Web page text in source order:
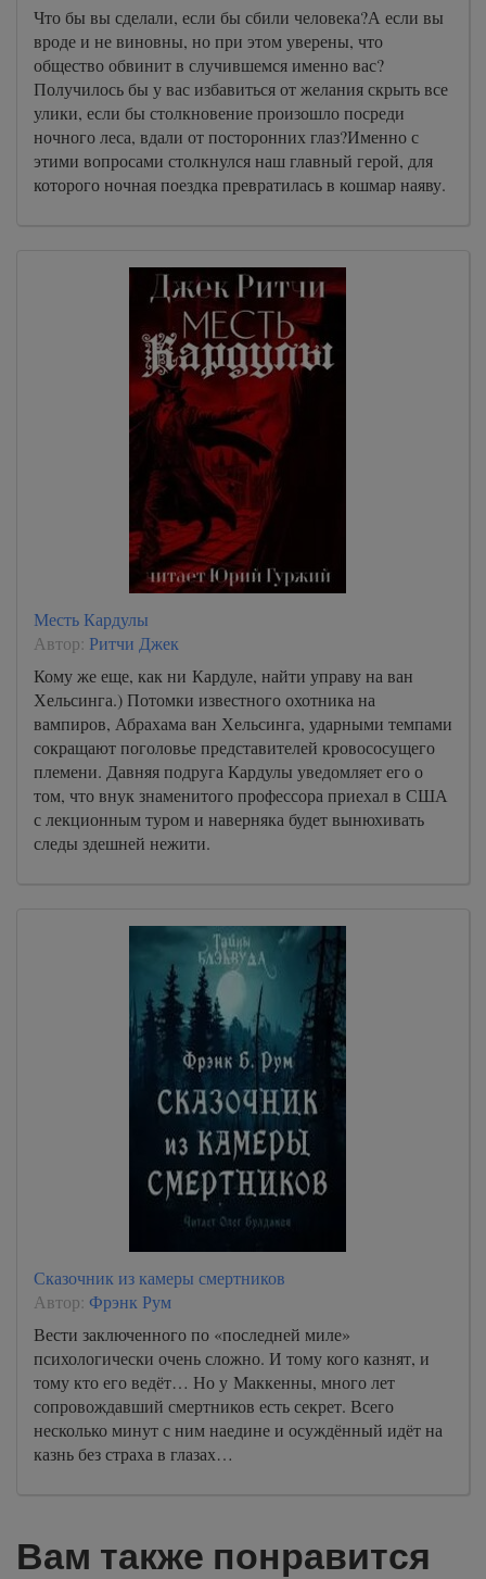
Что бы вы сделали, если бы сбили человека?А если вы
вроде и не виновны, но при этом уверены, что
общество обвинит в случившемся именно вас?
Получилось бы у вас избавиться от желания скрыть все
улики, если бы столкновение произошло посреди
ночного леса, вдали от посторонних глаз?Именно с
этими вопросами столкнулся наш главный герой, для
которого ночная поездка превратилась в кошмар наяву.
Месть Кардулы
Автор: Ритчи Джек
Кому же еще, как ни Кардуле, найти управу на ван
Хельсинга.) Потомки известного охотника на
вампиров, Абрахама ван Хельсинга, ударными темпами
сокращают поголовье представителей кровососущего
племени. Давняя подруга Кардулы уведомляет его о
том, что внук знаменитого профессора приехал в США
с лекционным туром и наверняка будет вынюхивать
следы здешней нежити.
Сказочник из камеры смертников
Автор: Фрэнк Рум
Вести заключенного по «последней миле»
психологически очень сложно. И тому кого казнят, и
тому кто его ведёт… Но у Маккенны, много лет
сопровождавший смертников есть секрет. Всего
несколько минут с ним наедине и осуждённый идёт на
казнь без страха в глазах…
Вам также понравится